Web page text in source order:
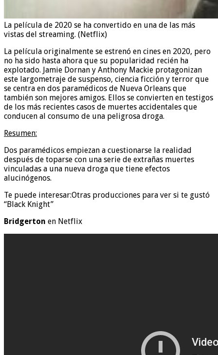
La película de 2020 se ha convertido en una de las más
vistas del streaming. (Netflix)
La película originalmente se estrenó en cines en 2020, pero
no ha sido hasta ahora que su popularidad recién ha
explotado. Jamie Dornan y Anthony Mackie protagonizan
este largometraje de suspenso, ciencia ficción y terror que
se centra en dos paramédicos de Nueva Orleans que
también son mejores amigos. Ellos se convierten en testigos
de los más recientes casos de muertes accidentales que
conducen al consumo de una peligrosa droga.
Resumen:
Dos paramédicos empiezan a cuestionarse la realidad
después de toparse con una serie de extrañas muertes
vinculadas a una nueva droga que tiene efectos
alucinógenos.
Te puede interesar:Otras producciones para ver si te gustó
“Black Knight”
Bridgerton en Netflix